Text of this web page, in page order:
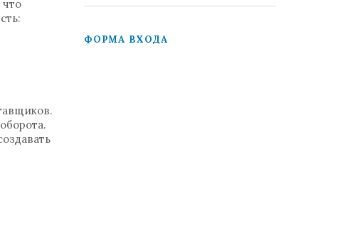
ФОРМА ВХОДА